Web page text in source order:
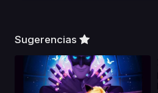
Sugerencias